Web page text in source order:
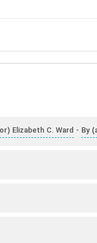
Elizabeth C. Ward - By